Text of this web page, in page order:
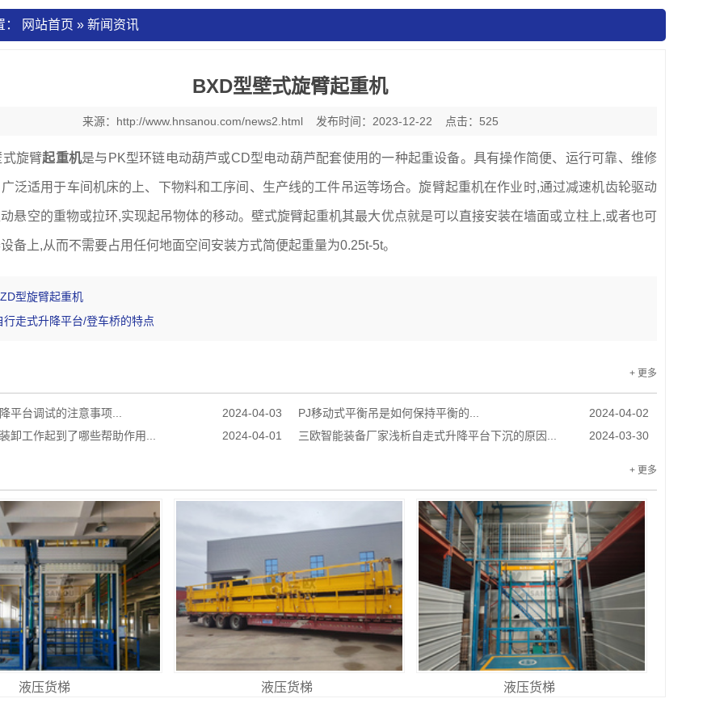
： 网站首页 » 新闻资讯
BXD型壁式旋臂起重机
来源： http://www.hnsanou.com/news2.html 发布时间：2023-12-22 点击：525
旋臂起重机是与PK型环链电动葫芦或CD型电动葫芦配套使用的一种起重设备。具有操作简便、运行可靠、维修
泛适用于车间机床的上、下物料和工序间、生产线的工件吊运等场合。旋臂起重机在作业时,通过减速机齿轮驱动
悬空的重物或拉环,实现起吊物体的移动。壁式旋臂起重机其最大优点就是可以直接安装在墙面或立柱上,或者也可
备上,从而不需要占用任何地面空间安装方式简便起重量为0.25t-5t。
型旋臂起重机
行走式升降平台/登车桥的特点
+ 更多
2024-04-03
平台调试的注意事项... 2024-04-02
PJ移动式平衡吊是如何保持平衡的...
2024-04-01
卸工作起到了哪些帮助作用... 2024-03-30
三欧智能装备厂家浅析自走式升降平台下沉的原因...
+ 更多
液压货梯 液压货梯 液压货梯